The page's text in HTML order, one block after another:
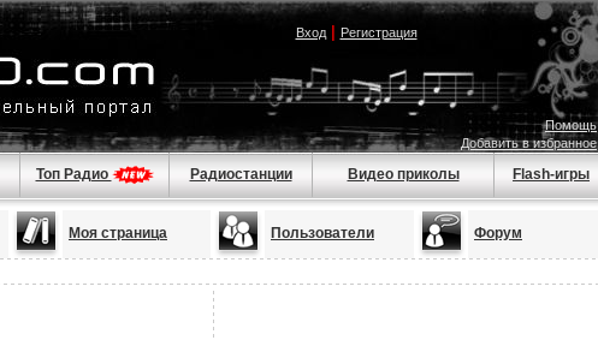
Вход| Регистрация
Помощь
Добавить в избранное
Топ Радио Радиостанции Видео приколы Flash-игры
Моя страница Пользователи Форум